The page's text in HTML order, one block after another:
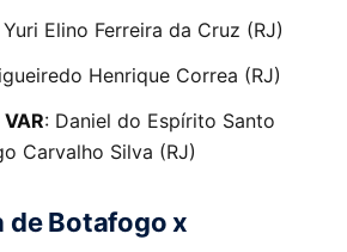
Yuri Elino Ferreira da Cruz (RJ)
Henrique Correa (RJ)
: Daniel do Espírito Santo
Carvalho Silva (RJ)
de Botafogo x